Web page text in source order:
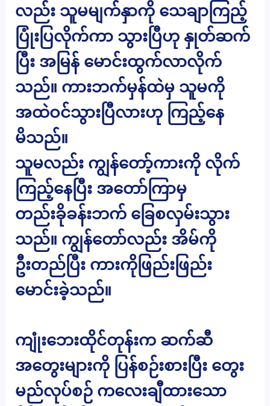
လည်း သူမမျက်နှာကို သေချာကြည့်
ပြုံးပြလိုက်ကာ သွားပြီဟု နှုတ်ဆက်
ပြီး အမြန် မောင်းထွက်လာလိုက်
သည်။ ကားဘက်မှန်ထဲမှ သူမကို
အထဲဝင်သွားပြီလားဟု ကြည့်နေ
မိသည်။
သူမလည်း ကျွန်တော့်ကားကို လိုက်
ကြည့်နေပြီး အတော်ကြာမှ
တည်းခိုခန်းဘက် ခြေစလှမ်းသွား
သည်။ ကျွန်တော်လည်း အိမ်ကို
ဦးတည်ပြီး ကားကိုဖြည်းဖြည်း
မောင်းခဲ့သည်။
ကျုံးဘေးထိုင်တုန်းက ဆက်ဆီ
အတွေးများကို ပြန်စဉ်းစားပြီး တွေး
မည်လုပ်စဉ် ကလေးချီထားသော